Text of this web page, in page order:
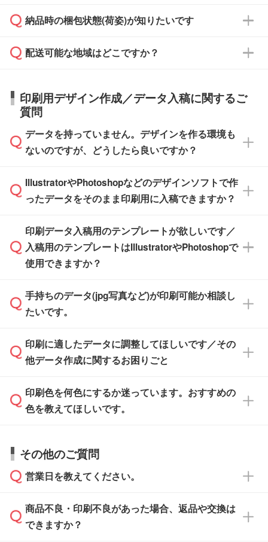
ご希望の際は担当スタッフまでお気軽にご相談
ください。
ご入金確認後、1～2営業日で出荷いたしま
タッフまでお問い合わせください。
ル」に注文予定日をご入力いただくと、おおよ
その締切日や出荷目安をご確認いただけます。
品が決まりましたらお早めのご発注をお願いい
たします。
※土日祝日を除く営業日換算です。
※沖縄・離島は追加日数がかかります。
い。
応が可能かご案内いたします。
す。>>対象商品はこちら
※最短出荷日は商品によって異なります。各商
品ページにてご確認ください
ご入金確認後に在庫を確保し、注文確定のご連
はできかねますので予めご了承ください。
納品時の梱包状態(荷姿)が知りたいです
商品によって異なります。各ページにある商品
す。(白箱、化粧箱、ブリスターパックなど)
【袋入り】 商品がひとつずつ袋に入っていま
す。(透明袋、デザイン袋など)
【個包装なし】 個包装がされていない状態で
※化粧箱から白箱への入れ替えや、オリジナル
箱の作成は原則承っておりません。
配送可能な地域はどこですか？
日本全国へお届けが可能です。なお、海外への
直接納品は行っておりませんので予めご了承く
ださい。
印刷用デザイン作成／データ入稿に関するご
質問
データを持っていません。デザインを作る環境も
ないのですが、どうしたら良いですか？
無料の「デザインシミュレーター」を使えば、
PCやスマホから簡単にデザインを作成できま
ザインソフトがなくても安心です。
また、「データ作成サービス
せいただければ、弊社にて無料でデザインデー
タを1点作成いたします。
IllustratorやPhotoshopなどのデザインソフトで作
ったデータをそのまま印刷用に入稿できますか？
IllustratorやPhotoshop、CLIP STUDIOなどのデ
ザインソフトでこだわりのデザインを作成した
い方は、完全データ入稿
積・ご注文フォームにアップロードしてご入稿
ください。
ご入稿後は経験豊富なスタッフがデータに不備
がないかチェックし、お客様と確認してから印
刷に進みますので、ご安心ください。
印刷データ入稿用のテンプレートが欲しいです／
入稿用のテンプレートはIllustratorやPhotoshopで
使用できますか？
一部商品は入稿用テンプレートのご用意があり
ます。各商品ページの『印刷方法・テンプレー
入稿用のテンプレートはPDF形式ですが、
IllustratorやPhotoshopで開いてご利用いただけ
方」をご確認ください。
手持ちのデータ(jpg写真など)が印刷可能か相談し
たいです。
印刷に適したデータ・解像度かどうか、担当ス
タッフが事前に確認いたします。
ムへ添付いただくか、担当スタッフ宛にメール
でお送りください。
い合わせください。
なお、印刷用データの作り方に関する詳細は、
印刷に適したデータに調整してほしいです／その
他データ作成に関するお困りごと
データ作成でお困りの際には、担当スタッフが
サポートいたしますのでお気軽にご相談くださ
から添付してお送りください。
・解像度の低いデータをトレース/調整してほ
しい
解像度の低い画像や、手書きのイラスト、写真
などを、印刷に適したベクターデータに変換し
印刷色を何色にするか迷っています。おすすめの
色を教えてほしいです。
相談いただきますと、担当スタッフがお客様の
ご希望や商品の本体色を確認し、印刷色をご提
本体色がブラック、ネイビーなど濃色の場合は
白色か淡い色の印刷色をおすすめしておりま
す。
その他のご質問
営業日を教えてください。
営業日は平日の10:00～18:00で、土日祝日はお
休みとなります。注文・見積・お問い合わせ
商品不良・印刷不良があった場合、返品や交換は
できますか？